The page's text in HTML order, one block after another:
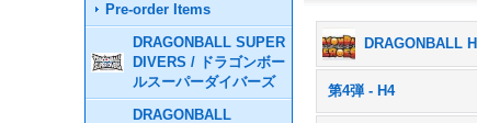
Pre-order Items
DRAGONBALL SUPER
DIVERS / ドラゴンボー
ルスーパーダイバーズ
DRAGONBALL
第4弾 - H4